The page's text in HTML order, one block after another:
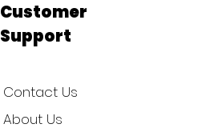
Customer
Support
Contact Us
About Us